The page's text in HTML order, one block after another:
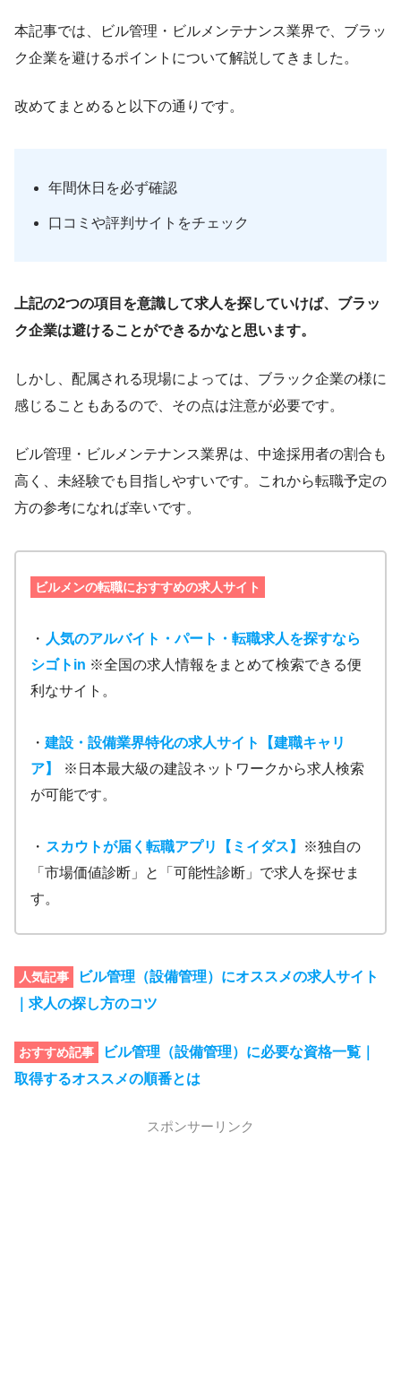
本記事では、ビル管理・ビルメンテナンス業界で、ブラッ
ク企業を避けるポイントについて解説してきました。
改めてまとめると以下の通りです。
年間休日を必ず確認
口コミや評判サイトをチェック
上記の2つの項目を意識して求人を探していけば、ブラッ
ク企業は避けることができるかなと思います。
しかし、配属される現場によっては、ブラック企業の様に
感じることもあるので、その点は注意が必要です。
ビル管理・ビルメンテナンス業界は、中途採用者の割合も
高く、未経験でも目指しやすいです。これから転職予定の
方の参考になれば幸いです。
ビルメンの転職におすすめの求人サイト
・ 人気のアルバイト・パート・転職求人を探すなら
シゴトin ※全国の求人情報をまとめて検索できる便
利なサイト。
・ 建設・設備業界特化の求人サイト【建職キャリ
ア】
※日本最大級の建設ネットワークから求人検索
が可能です。
・ スカウトが届く転職アプリ【ミイダス】
※独自の
「市場価値診断」と「可能性診断」で求人を探せま
す。
人気記事
ビル管理（設備管理）にオススメの求人サイト
｜求人の探し方のコツ
おすすめ記事
ビル管理（設備管理）に必要な資格一覧｜
取得するオススメの順番とは
スポンサーリンク